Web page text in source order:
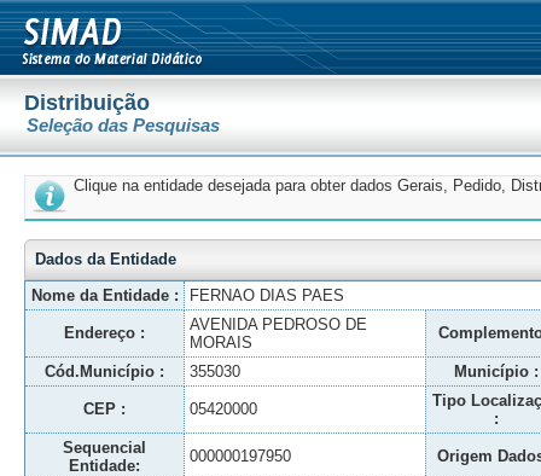
Distribuição
Seleção das Pesquisas
Clique na entidade desejada para obter dados Gerais, Pedido,
Dados da Entidade
Nome da Entidade :
FERNAO DIAS PAES
Endereço :
AVENIDA PEDROSO DE
MORAIS
Cód.Município : 355030 Município :
CEP : 05420000
Tipo
:
Sequencial
Entidade:
000000197950 Origem